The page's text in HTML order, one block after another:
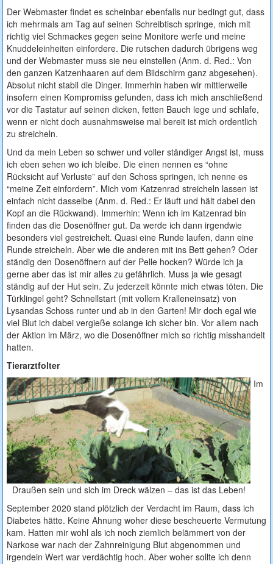
Der Webmaster findet es scheinbar ebenfalls nur bedingt gut, dass
ich mehrmals am Tag auf seinen Schreibtisch springe, mich mit
richtig viel Schmackes gegen seine Monitore werfe und meine
Knuddeleinheiten einfordere. Die rutschen dadurch übrigens weg
und der Webmaster muss sie neu einstellen (Anm. d. Red.: Von
den ganzen Katzenhaaren auf dem Bildschirm ganz abgesehen).
Absolut nicht stabil die Dinger. Immerhin haben wir mittlerweile
insofern einen Kompromiss gefunden, dass ich mich anschließend
vor die Tastatur auf seinen dicken, fetten Bauch lege und schlafe,
wenn er nicht doch ausnahmsweise mal bereit ist mich ordentlich
zu streicheln.
Und da mein Leben so schwer und voller ständiger Angst ist, muss
ich eben sehen wo ich bleibe. Die einen nennen es “ohne
Rücksicht auf Verluste” auf den Schoss springen, ich nenne es
“meine Zeit einfordern”. Mich vom Katzenrad streicheln lassen ist
einfach nicht dasselbe (Anm. d. Red.: Er läuft und hält dabei den
Kopf an die Rückwand). Immerhin: Wenn ich im Katzenrad bin
finden das die Dosenöffner gut. Da werde ich dann irgendwie
besonders viel gestreichelt. Quasi eine Runde laufen, dann eine
Runde streicheln. Aber wie die anderen mit ins Bett gehen? Oder
ständig den Dosenöffnern auf der Pelle hocken? Würde ich ja
gerne aber das ist mir alles zu gefährlich. Muss ja wie gesagt
ständig auf der Hut sein. Zu jederzeit könnte mich etwas töten. Die
Türklingel geht? Schnellstart (mit vollem Kralleneinsatz) von
Lysandas Schoss runter und ab in den Garten! Mir doch egal wie
viel Blut ich dabei vergieße solange ich sicher bin. Vor allem nach
der Aktion im März, wo die Dosenöffner mich so richtig misshandelt
hatten.
Tierarztfolter
Draußen sein und sich im Dreck wälzen – das ist das Leben!
Im
September 2020 stand plötzlich der Verdacht im Raum, dass ich
Diabetes hätte. Keine Ahnung woher diese bescheuerte Vermutung
kam. Hatten mir wohl als ich noch ziemlich belämmert von der
Narkose war nach der Zahnreinigung Blut abgenommen und
irgendein Wert war verdächtig hoch. Aber woher sollte ich denn